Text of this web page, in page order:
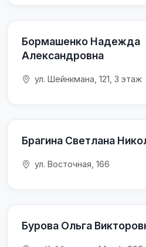
Бормашенко Надежда
Александровна
ул. Шейнкмана, 121, 3 этаж
Брагина Светлана
ул. Восточная, 166
Бурова Ольга